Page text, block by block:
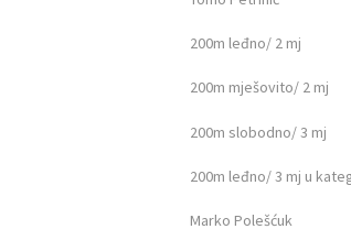
DOKUMENTI
FOTOGALERIJA
200m leđno/ 2 mj
200m mješovito/ 2 mj
200m slobodno/ 3 mj
200m leđno/ 3 mj u
Marko Polešćuk